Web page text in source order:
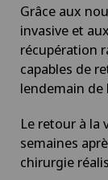
Grâce aux
invasive et
récupération
capables de
lendemain de
Le retour à la
semaines
chirurgie